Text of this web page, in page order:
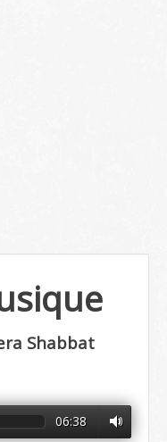
Shabbat
06:38